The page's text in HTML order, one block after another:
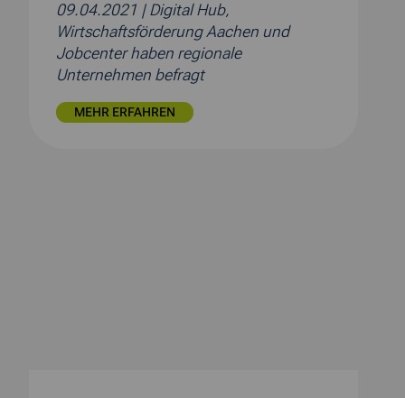
09.04.2021 | Digital Hub,
Wirtschaftsförderung Aachen und
Jobcenter haben regionale
Unternehmen befragt
MEHR ERFAHREN